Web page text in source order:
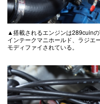
▲搭載されるエンジンは289cuinの
インテークマニホールド、ラジエ
モディファイされている。